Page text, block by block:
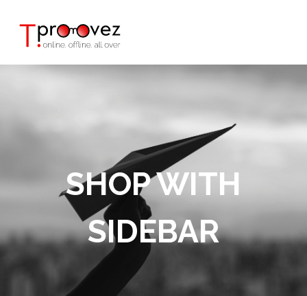
SHOP WITH
SIDEBAR